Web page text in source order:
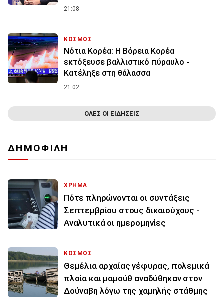
21:08
ΚΟΣΜΟΣ
Νότια Κορέα: Η Βόρεια Κορέα
εκτόξευσε βαλλιστικό πύραυλο -
Κατέληξε στη θάλασσα
21:02
ΟΛΕΣ ΟΙ ΕΙΔΗΣΕΙΣ
ΔΗΜΟΦΙΛΗ
ΧΡΗΜΑ
Πότε πληρώνονται οι συντάξεις
Σεπτεμβρίου στους δικαιούχους -
Αναλυτικά οι ημερομηνίες
ΚΟΣΜΟΣ
Θεμέλια αρχαίας γέφυρας, πολεμικά
πλοία και μαμούθ αναδύθηκαν στον
Δούναβη λόγω της χαμηλής στάθμης